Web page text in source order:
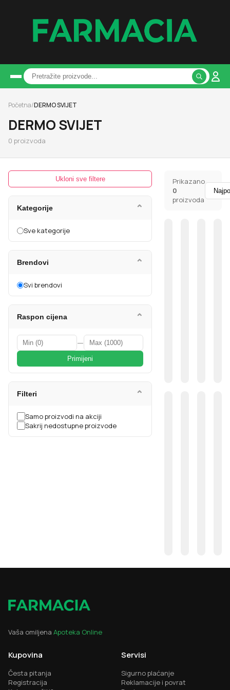
Početna/DERMO SVIJET
DERMO SVIJET
0 proizvoda
Ukloni sve filtere
Kategorije ⌄
Sve kategorije
Brendovi ⌄
Svi brendovi
Raspon cijena ⌄
—
Primijeni
Filteri ⌄
Samo proizvodi na akciji
Sakrij nedostupne proizvode
Prikazano
0
proizvoda
Vaša omiljena Apoteka Online
Kupovina
Česta pitanja
Registracija
Servisi
Sigurno plaćanje
Reklamacije i povrat